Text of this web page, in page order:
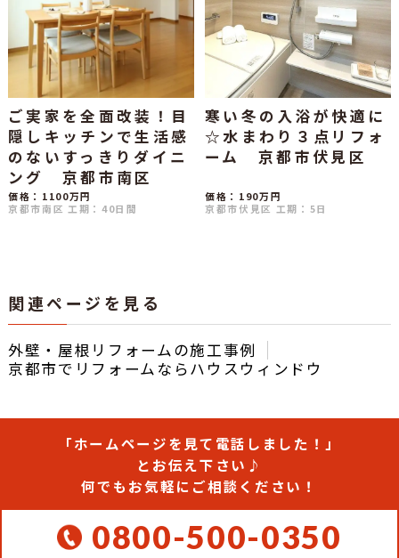
ご実家を全面改装！目
隠しキッチンで生活感
のないすっきりダイニ
ング 京都市南区
価格：1100万円
京都市南区 工期：40日間
寒い冬の入浴が快適に
☆水まわり３点リフォ
ーム 京都市伏見区
価格：190万円
京都市伏見区 工期：5日
関連ページを見る
外壁・屋根リフォームの施工事例
京都市でリフォームならハウスウィンドウ
「ホームページを見て電話しました！」
とお伝え下さい♪
何でもお気軽にご相談ください！
0800-500-0350